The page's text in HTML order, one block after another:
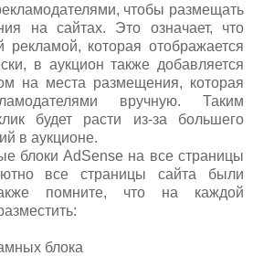
чтобы размещать
на сайтах. Это означает, что
рекламой, которая отображается
в аукцион также добавляется
на места размещения, которая
вручную. Таким
будет расти из-за большего
в аукционе.
блоки AdSense на все страницы
все страницы сайта были
помните, что на каждой
блока